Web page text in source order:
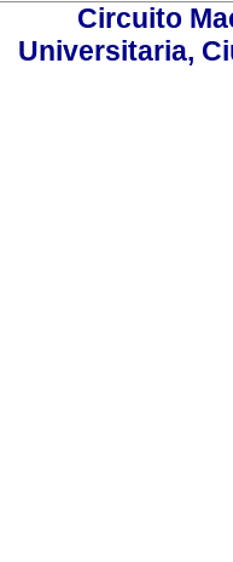
Circuito
Universitaria,